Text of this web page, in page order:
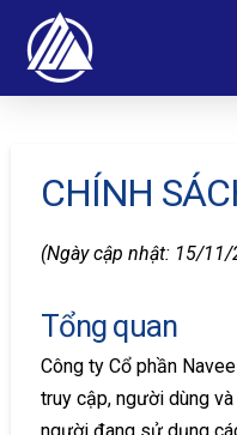
CHÍNH
(Ngày cập nhật: 15/
Tổng quan
Công ty Cổ phần
truy cập, người dùng